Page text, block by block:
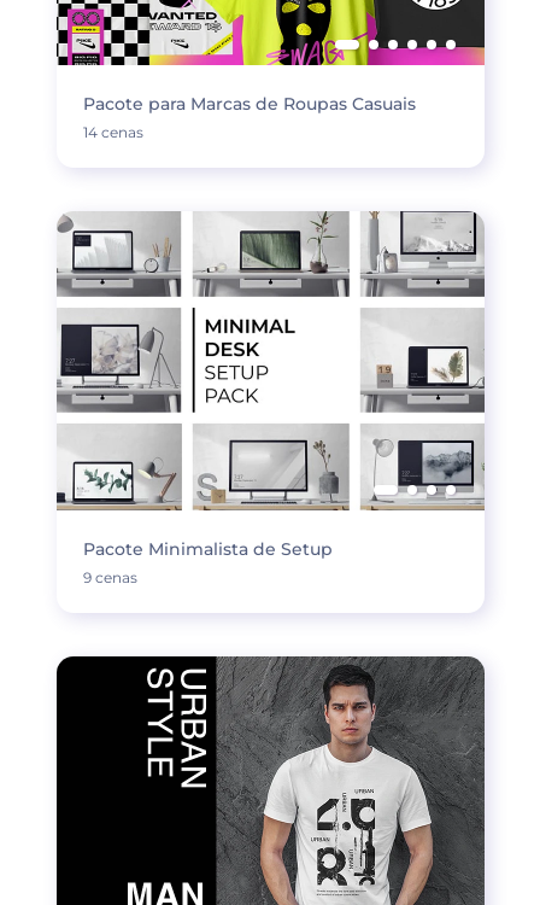
Pacote para Marcas de Roupas Casuais
14 cenas
Pacote Minimalista de Setup
9 cenas